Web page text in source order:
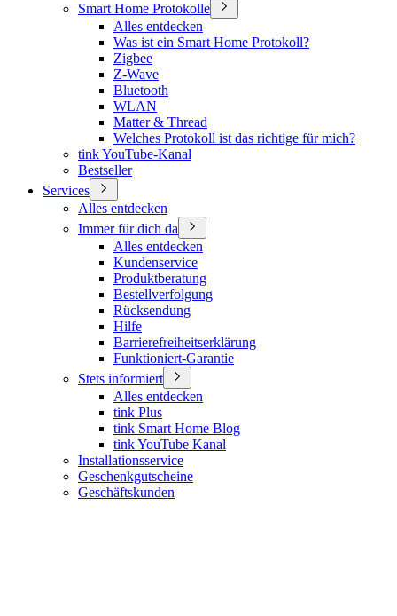
Smart Home Protokolle
Alles entdecken
Was ist ein Smart Home Protokoll?
Zigbee
Z-Wave
Bluetooth
WLAN
Matter & Thread
Welches Protokoll ist das richtige für mich?
tink YouTube-Kanal
Bestseller
Services
Alles entdecken
Immer für dich da
Alles entdecken
Kundenservice
Produktberatung
Bestellverfolgung
Rücksendung
Hilfe
Barrierefreiheitserklärung
Funktioniert-Garantie
Stets informiert
Alles entdecken
tink Plus
tink Smart Home Blog
tink YouTube Kanal
Installationsservice
Geschenkgutscheine
Geschäftskunden